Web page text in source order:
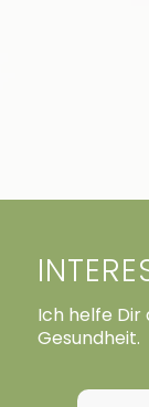
Ich helfe Dir
Gesundheit.